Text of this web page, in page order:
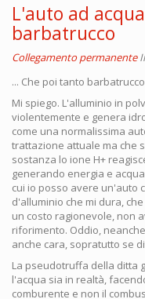
L'auto ad
barbatrucco
Collegamento permanente
... Che poi tanto
Mi spiego. L'alluminio in
violentemente e genera
come una normalissima
trattazione attuale ma che
sostanza lo ione H+
generando energia e
cui io posso avere un'auto
d'alluminio che mi dura,
un costo ragionevole, non
riforimento. Oddio,
anche cara, sopratutto se
La pseudotruffa della ditta
l'acqua sia in realtà,
comburente e non il